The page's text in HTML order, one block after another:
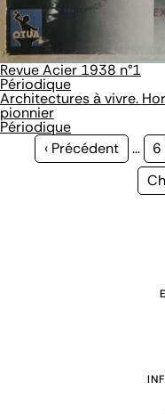
Revue Acier 1938 n°1
Périodique
Architectures à vivre.
pionnier
Périodique
Page
‹ Précédent … 6